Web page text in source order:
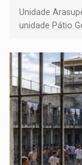
Unidade
unidade Pátio